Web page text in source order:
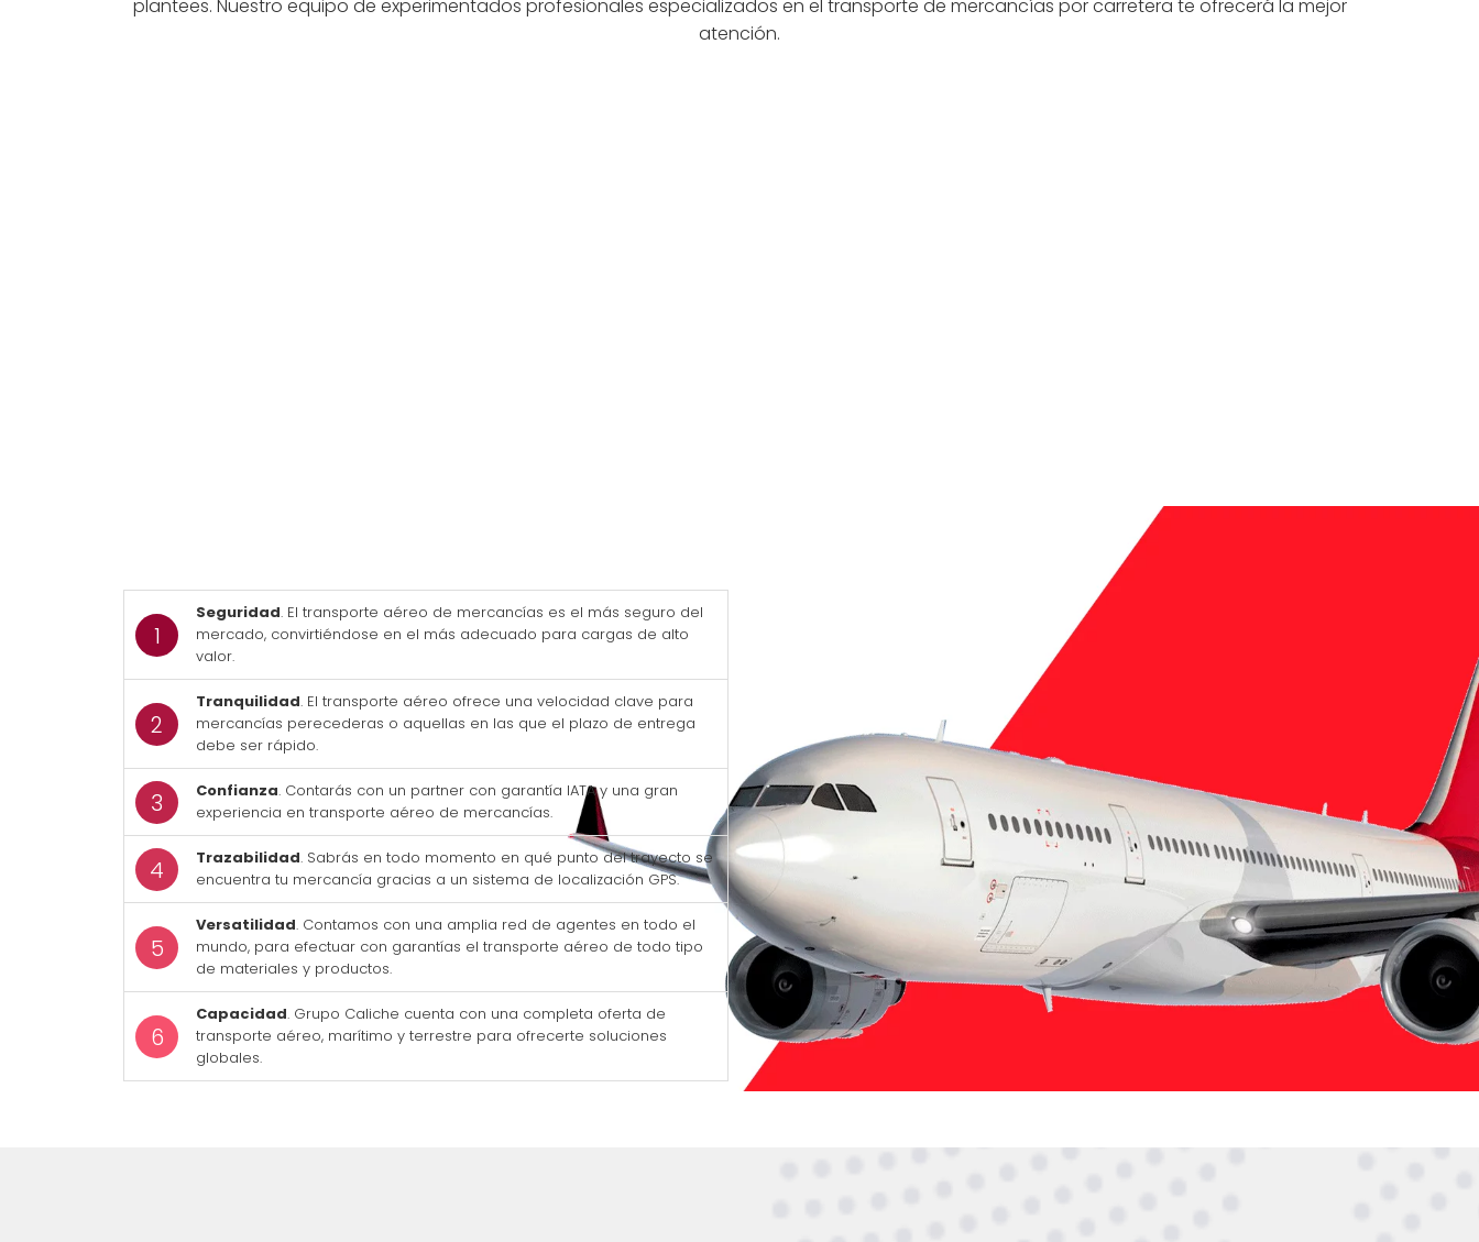
plantees. Nuestro equipo de experimentados profesionales especializados en el transporte de mercancías por carretera te ofrecerá la mejor
atención.
Seguridad. El transporte aéreo de mercancías es el más seguro del
mercado, convirtiéndose en el más adecuado para cargas de alto
valor.
Tranquilidad. El transporte aéreo ofrece una velocidad clave para
mercancías perecederas o aquellas en las que el plazo de entrega
debe ser rápido.
Confianza. Contarás con un partner con garantía IATA y una gran
experiencia en transporte aéreo de mercancías.
Trazabilidad. Sabrás en todo momento en qué punto del trayecto se
encuentra tu mercancía gracias a un sistema de localización GPS.
Versatilidad. Contamos con una amplia red de agentes en todo el
mundo, para efectuar con garantías el transporte aéreo de todo tipo
de materiales y productos.
Capacidad. Grupo Caliche cuenta con una completa oferta de
transporte aéreo, marítimo y terrestre para ofrecerte soluciones
globales.